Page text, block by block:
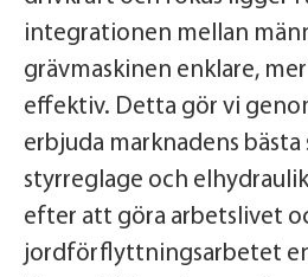
integrationen mellan
grävmaskinen enklare,
effektiv. Detta gör vi
erbjuda marknadens bästa
styrreglage och
efter att göra arbetslivet
jordförflyttningsarbetet